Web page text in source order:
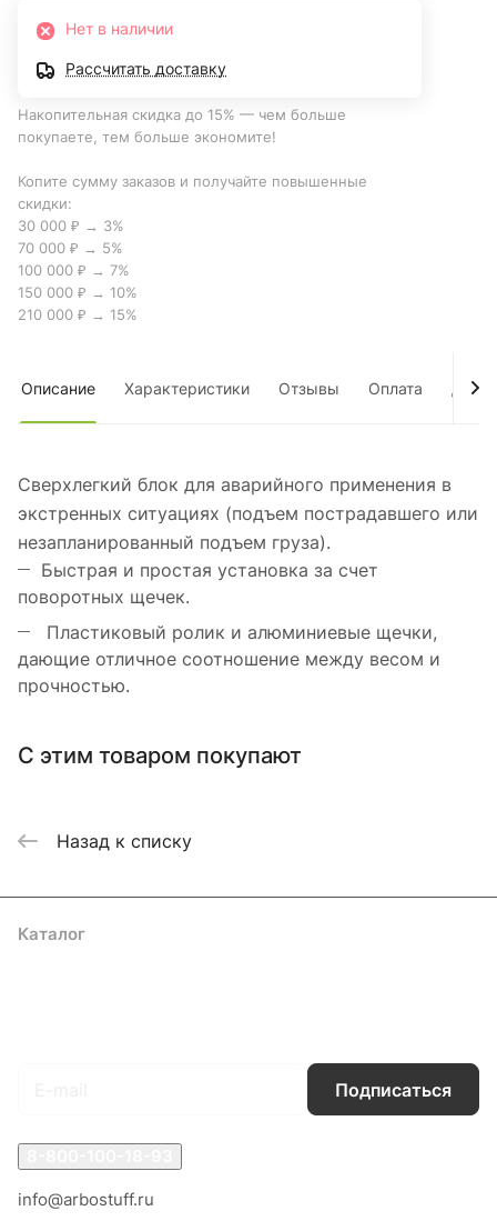
Нет в наличии
Рассчитать доставку
Накопительная скидка до 15% — чем больше
покупаете, тем больше экономите!
Копите сумму заказов и получайте повышенные
скидки:
30 000 ₽ → 3%
70 000 ₽ → 5%
100 000 ₽ → 7%
150 000 ₽ → 10%
210 000 ₽ → 15%
Описание Характеристики Отзывы Оплата
Сверхлегкий блок для аварийного применения в
экстренных ситуациях (подъем пострадавшего или
незапланированный подъем груза).
Быстрая и простая установка за счет
поворотных щечек.
Пластиковый ролик и алюминиевые щечки,
дающие отличное соотношение между весом и
прочностью.
С этим товаром покупают
Назад к списку
Каталог
Подписаться
info@arbostuff.ru